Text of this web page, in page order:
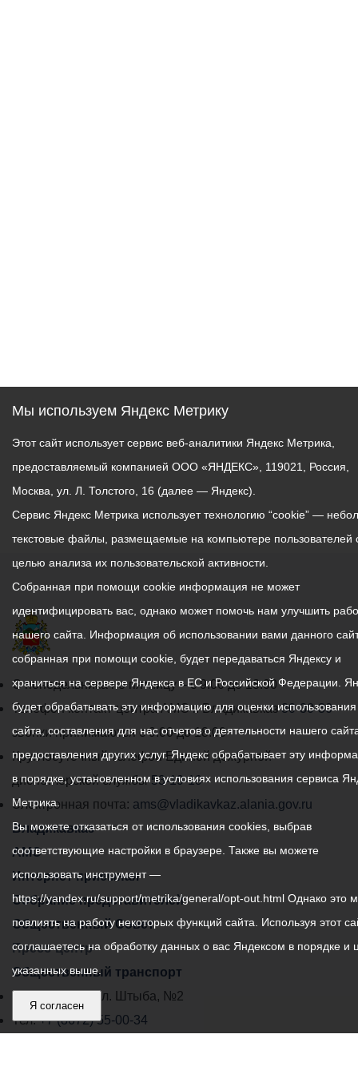
График
работы
администрации
местного
самоуправления
города
Владикавказ:
С понедельника по пятницу – с 9.00 до 18.00
Телефон контакт-центра АМС г. Владикавказ30-30-30
звонки принимаются с 9:00 до 18:00
Круглосуточный телефон Единой дежурной
диспетчерской службы53-19-19
Электронная почта: ams@vladikavkaz.alania.gov.ru
Владикавказ
АМС
Интернет приемная
Собрание представителей
Общественный Совет
Пресс-центр
Общественный транспорт
Владикавказ, пл. Штыба, №2
Тел:+7 (8672) 55-00-34
Мы используем Яндекс Метрику
Этот сайт использует сервис веб-аналитики Яндекс Метрика,
предоставляемый компанией ООО «ЯНДЕКС», 119021, Россия,
Москва, ул. Л. Толстого, 16 (далее — Яндекс).
Сервис Яндекс Метрика использует технологию “cookie” —
текстовые файлы, размещаемые на компьютере пользователей
целью анализа их пользовательской активности.
Собранная при помощи cookie информация не может
идентифицировать вас, однако может помочь нам улучшить
нашего сайта. Информация об использовании вами данного
собранная при помощи cookie, будет передаваться Яндексу и
храниться на сервере Яндекса в ЕС и Российской Федерации.
будет обрабатывать эту информацию для оценки
сайта, составления для нас отчетов о деятельности нашего
предоставления других услуг. Яндекс обрабатывает эту
в порядке, установленном в условиях использования сервиса
Метрика.
Вы можете отказаться от использования cookies, выбрав
соответствующие настройки в браузере. Также вы можете
использовать инструмент —
https://yandex.ru/support/metrika/general/opt-out.html Однако это
повлиять на работу некоторых функций сайта. Используя этот
соглашаетесь на обработку данных о вас Яндексом в порядке и
указанных выше.
Я согласен